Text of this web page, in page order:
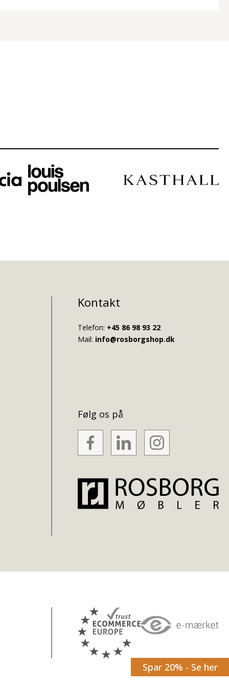
Kontakt
Telefon: +45 86 98 93 22
Mail: info@rosborgshop.dk
Følg os på
Spar 20% - Se her